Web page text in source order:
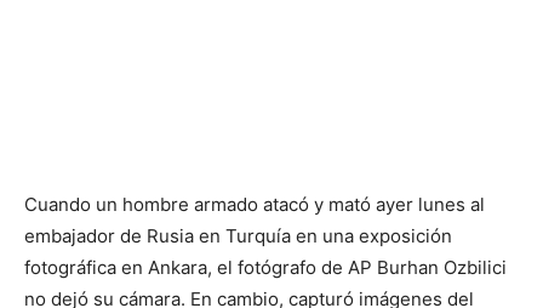
Cuando un hombre armado atacó y mató ayer lunes al
embajador de Rusia en Turquía en una exposición
fotográfica en Ankara, el fotógrafo de AP Burhan Ozbilici
no dejó su cámara. En cambio, capturó imágenes del